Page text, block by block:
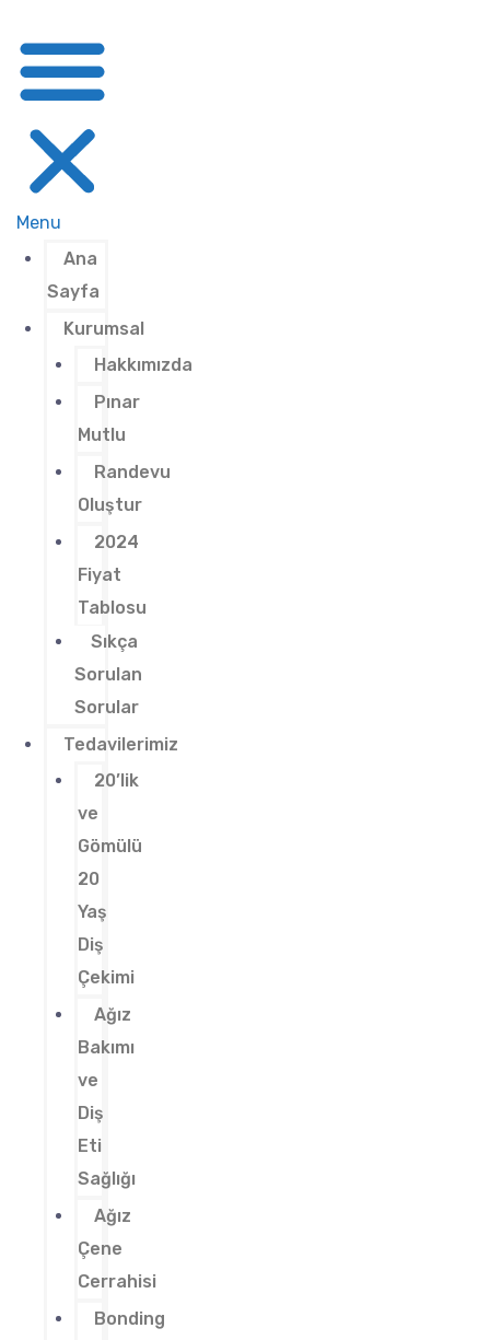
Menu
Ana
Sayfa
Kurumsal
Hakkımızda
Pınar
Mutlu
Randevu
Oluştur
2024
Fiyat
Tablosu
Sıkça
Sorulan
Sorular
Tedavilerimiz
20’lik
ve
Gömülü
20
Yaş
Diş
Çekimi
Ağız
Bakımı
ve
Diş
Eti
Sağlığı
Ağız
Çene
Cerrahisi
Bonding